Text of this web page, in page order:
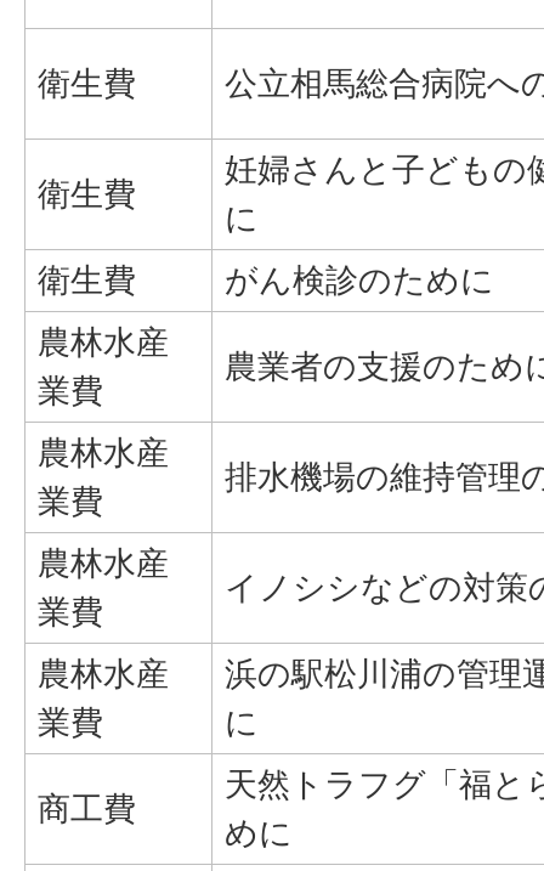
衛生費 公立相馬総合病院へ
衛生費
妊婦さんと子どもの
に
衛生費
がん検診のために
農林水産
業費
農業者の支援のため
農林水産
業費
排水機場の維持管理
農林水産
業費
イノシシなどの対策
農林水産
業費
浜の駅松川浦の管理
に
商工費
天然トラフグ「福と
めに